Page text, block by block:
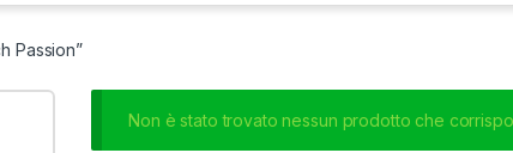
Passion”
Non è stato trovato nessun prodotto che